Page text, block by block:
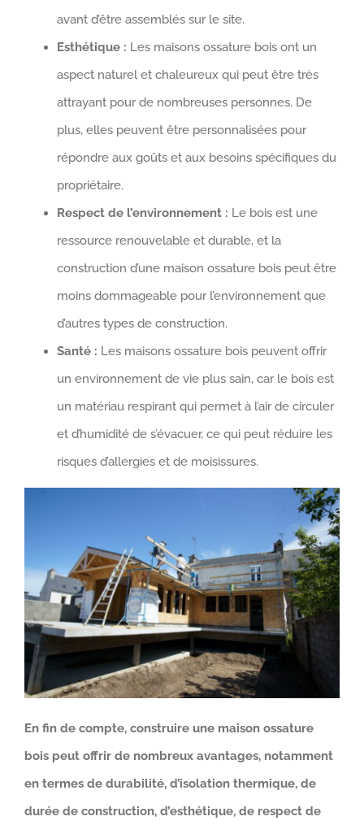
avant d’être assemblés sur le site.
Esthétique : Les maisons ossature bois ont un
aspect naturel et chaleureux qui peut être très
attrayant pour de nombreuses personnes. De
plus, elles peuvent être personnalisées pour
répondre aux goûts et aux besoins spécifiques du
propriétaire.
Respect de l’environnement : Le bois est une
ressource renouvelable et durable, et la
construction d’une maison ossature bois peut être
moins dommageable pour l’environnement que
d’autres types de construction.
Santé : Les maisons ossature bois peuvent offrir
un environnement de vie plus sain, car le bois est
un matériau respirant qui permet à l’air de circuler
et d’humidité de s’évacuer, ce qui peut réduire les
risques d’allergies et de moisissures.
En fin de compte, construire une maison ossature
bois peut offrir de nombreux avantages, notamment
en termes de durabilité, d’isolation thermique, de
durée de construction, d’esthétique, de respect de